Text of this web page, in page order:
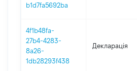
b1d7fa5692ba
4f1b48fa-
27b4-4283-
8a26-
1db28293f438
Декларація